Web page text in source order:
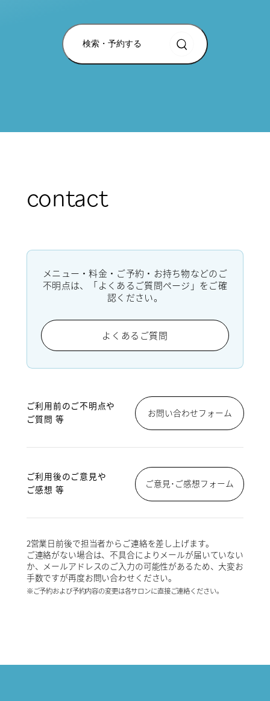
検索・予約する
contact
メニュー・料金・ご予約・お持ち物などのご
不明点は、「よくあるご質問ページ」をご確
認ください。
よくあるご質問
ご利用前のご不明点や
ご質問 等
お問い合わせフォーム
ご利用後のご意見や
ご感想 等
ご意見･ご感想フォーム
2営業日前後で担当者からご連絡を差し上げます。
ご連絡がない場合は、不具合によりメールが届いていない
か、メールアドレスのご入力の可能性があるため、大変お
手数ですが再度お問い合わせください。
※ご予約および予約内容の変更は各サロンに直接ご連絡ください。